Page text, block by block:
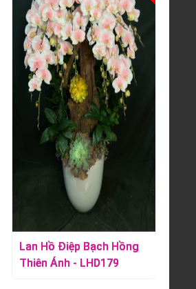
Lan Hồ Điệp Bạch Hồng
Thiên Ánh - LHD179